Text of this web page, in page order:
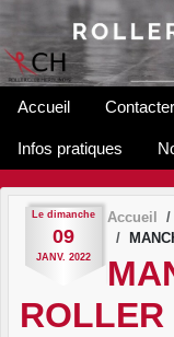
Accueil
Infos pratiques
Le dimanche
09
JANV. 2022
Accueil
ROLLER
Panneau de gestion